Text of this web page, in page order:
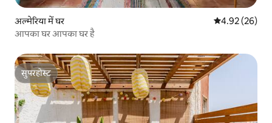
अल्मेरिया में घर औसत रेटिंग 5 में
4.92 (26)
आपका घर आपका घर है
सुपरहोस्ट
सुपरहोस्ट